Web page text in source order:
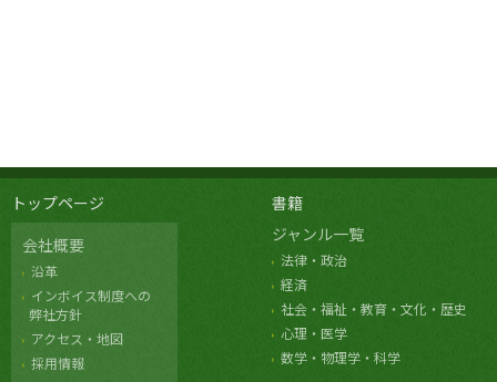
トップページ
会社概要
沿革
インボイス制度への
弊社方針
アクセス・地図
採用情報
書籍
ジャンル一覧
法律・政治
経済
社会・福祉・教育・文化・歴史
心理・医学
数学・物理学・科学